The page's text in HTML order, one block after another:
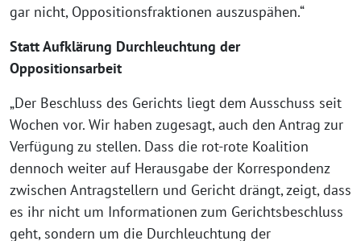
gar nicht, Oppositionsfraktionen auszuspähen.“
Statt Aufklärung Durchleuchtung der
Oppositionsarbeit
„Der Beschluss des Gerichts liegt dem Ausschuss seit
Wochen vor. Wir haben zugesagt, auch den Antrag zur
Verfügung zu stellen. Dass die rot-rote Koalition
dennoch weiter auf Herausgabe der Korrespondenz
zwischen Antragstellern und Gericht drängt, zeigt, dass
es ihr nicht um Informationen zum Gerichtsbeschluss
geht, sondern um die Durchleuchtung der